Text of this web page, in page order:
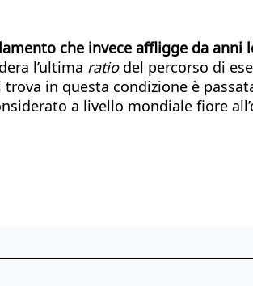
che invece affligge da anni
l’ultima ratiodel percorso di
in questa condizione è
a livello mondiale fiore